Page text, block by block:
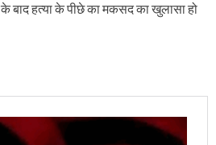
बाद हत्या के पीछे का मकसद का खुलासा हो